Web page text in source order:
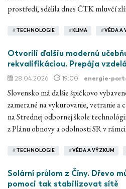
prostředí, sdělila dnes ČTK mluvčí
#TECHNOLOGIE # KLIMA #VĚDA A
Otvorili ďalšiu modernú
rekvalifikáciou. Prepája
28.04.2026 19:00 energie-
Slovensko má ďalšie špičkovo
zamerané na vykurovanie, vetranie
na Strednej odbornej škole
z Plánu obnovy a odolnosti SR v
#TECHNOLOGIE #VĚDA A VÝZKUM
Solární průlom z Číny. Dřevo
pomoci tak stabilizovat sítě